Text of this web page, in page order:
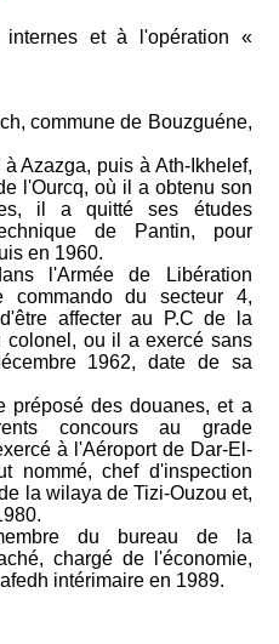
internes et à l'opération «
commune de Bouzguéne,
Azazga, puis à Ath-Ikhelef,
l'Ourcq, où il a obtenu son
il a quitté ses études
de Pantin, pour
en 1960.
l'Armée de Libération
commando du secteur 4,
affecter au P.C de la
colonel, ou il a exercé sans
1962, date de sa
préposé des douanes, et a
concours au grade
à l'Aéroport de Dar-El-
nommé, chef d'inspection
la wilaya de Tizi-Ouzou et,
du bureau de la
chargé de l'économie,
intérimaire en 1989.